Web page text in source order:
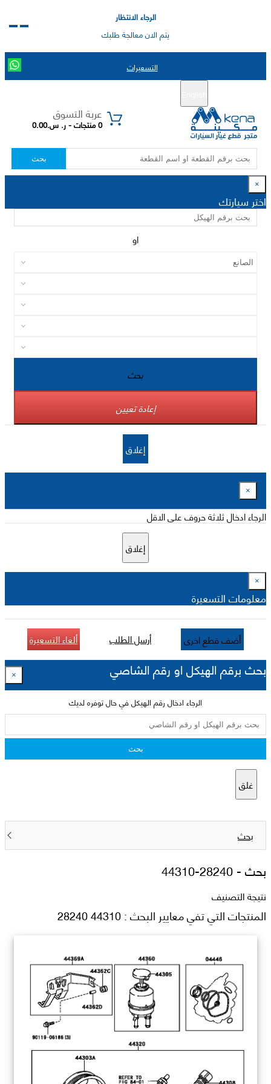
الرجاء الانتظار
يتم الان معالجة طلبك
التسعيرات
عربة التسوق
0 منتجات - ر. س.0.00
بحث
×
اختر سيارتك
او
بحث
إعادة تعيين
إغلاق
×
الرجاء ادخال ثلاثة حروف على الاقل
إغلاق
×
معلومات التسعيرة
أضف قطع اخرى أرسل الطلب ألغاء التسعيرة
بحث برقم الهيكل او رقم الشاصي ×
الرجاء ادخال رقم الهيكل في حال توفره لديك
بحث
غلق
بحث
بحث -44310-28240
نتيجة التصنيف
المنتجات التي تفي معايير البحث : 44310 28240